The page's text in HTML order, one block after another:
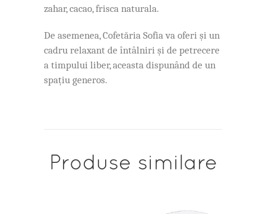
zahar, cacao, frisca naturala.
De asemenea, Cofetăria Sofia va oferi și un
cadru relaxant de întâlniri și de petrecere
a timpului liber, aceasta dispunând de un
spațiu generos.
Produse similare